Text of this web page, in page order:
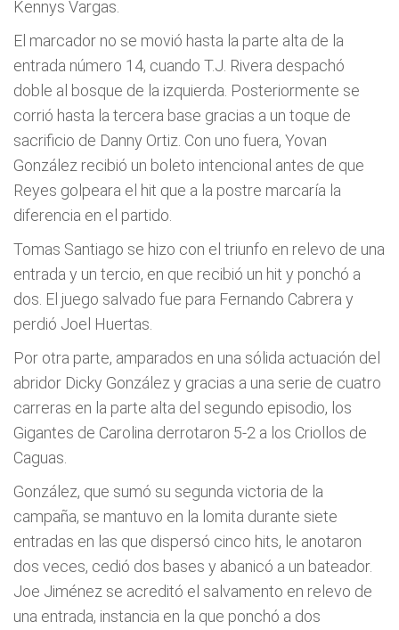
Kennys Vargas.
El marcador no se movió hasta la parte alta de la
entrada número 14, cuando T.J. Rivera despachó
doble al bosque de la izquierda. Posteriormente se
corrió hasta la tercera base gracias a un toque de
sacrificio de Danny Ortiz. Con uno fuera, Yovan
González recibió un boleto intencional antes de que
Reyes golpeara el hit que a la postre marcaría la
diferencia en el partido.
Tomas Santiago se hizo con el triunfo en relevo de una
entrada y un tercio, en que recibió un hit y ponchó a
dos. El juego salvado fue para Fernando Cabrera y
perdió Joel Huertas.
Por otra parte, amparados en una sólida actuación del
abridor Dicky González y gracias a una serie de cuatro
carreras en la parte alta del segundo episodio, los
Gigantes de Carolina derrotaron 5-2 a los Criollos de
Caguas.
González, que sumó su segunda victoria de la
campaña, se mantuvo en la lomita durante siete
entradas en las que dispersó cinco hits, le anotaron
dos veces, cedió dos bases y abanicó a un bateador.
Joe Jiménez se acreditó el salvamento en relevo de
una entrada, instancia en la que ponchó a dos